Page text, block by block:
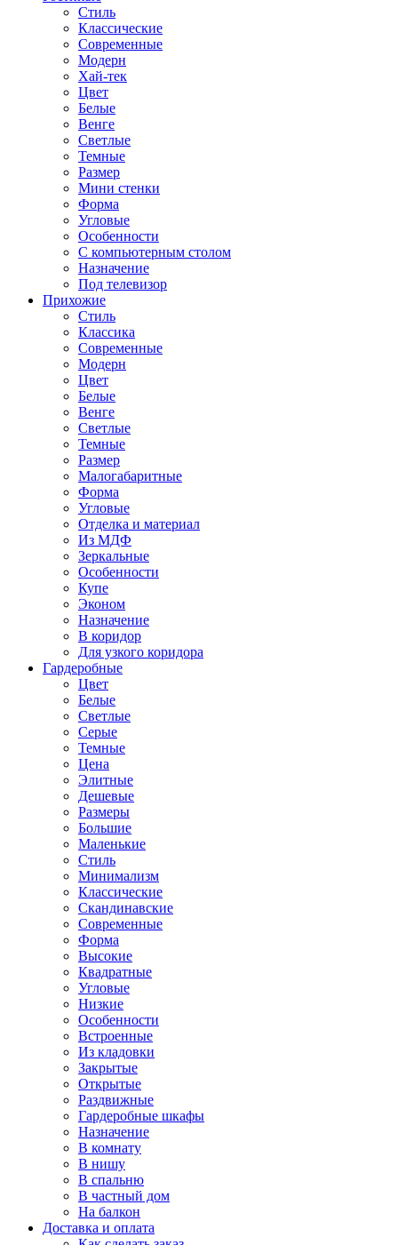
Стиль
Классические
Современные
Модерн
Хай-тек
Цвет
Белые
Венге
Светлые
Темные
Размер
Мини стенки
Форма
Угловые
Особенности
С компьютерным столом
Назначение
Под телевизор
Прихожие
Стиль
Классика
Современные
Модерн
Цвет
Белые
Венге
Светлые
Темные
Размер
Малогабаритные
Форма
Угловые
Отделка и материал
Из МДФ
Зеркальные
Особенности
Купе
Эконом
Назначение
В коридор
Для узкого коридора
Гардеробные
Цвет
Белые
Светлые
Серые
Темные
Цена
Элитные
Дешевые
Размеры
Большие
Маленькие
Стиль
Минимализм
Классические
Скандинавские
Современные
Форма
Высокие
Квадратные
Угловые
Низкие
Особенности
Встроенные
Из кладовки
Закрытые
Открытые
Раздвижные
Гардеробные шкафы
Назначение
В комнату
В нишу
В спальню
В частный дом
На балкон
Доставка и оплата